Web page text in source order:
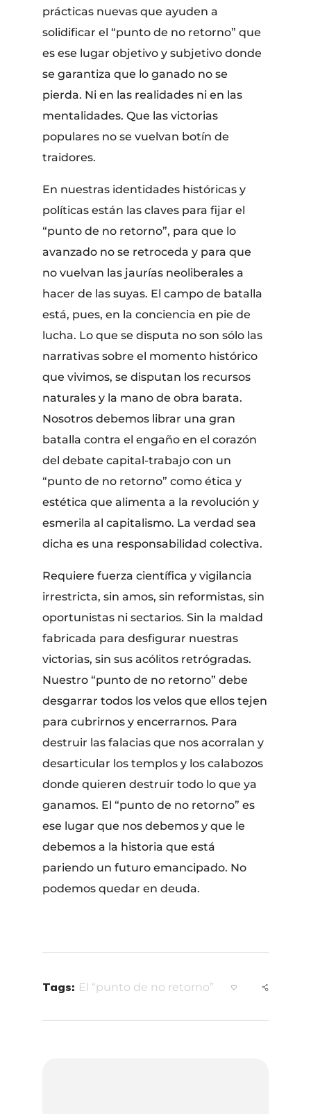
prácticas nuevas que ayuden a
solidificar el “punto de no retorno” que
es ese lugar objetivo y subjetivo donde
se garantiza que lo ganado no se
pierda. Ni en las realidades ni en las
mentalidades. Que las victorias
populares no se vuelvan botín de
traidores.
En nuestras identidades históricas y
políticas están las claves para fijar el
“punto de no retorno”, para que lo
avanzado no se retroceda y para que
no vuelvan las jaurías neoliberales a
hacer de las suyas. El campo de batalla
está, pues, en la conciencia en pie de
lucha. Lo que se disputa no son sólo las
narrativas sobre el momento histórico
que vivimos, se disputan los recursos
naturales y la mano de obra barata.
Nosotros debemos librar una gran
batalla contra el engaño en el corazón
del debate capital-trabajo con un
“punto de no retorno” como ética y
estética que alimenta a la revolución y
esmerila al capitalismo. La verdad sea
dicha es una responsabilidad colectiva.
Requiere fuerza científica y vigilancia
irrestricta, sin amos, sin reformistas, sin
oportunistas ni sectarios. Sin la maldad
fabricada para desfigurar nuestras
victorias, sin sus acólitos retrógradas.
Nuestro “punto de no retorno” debe
desgarrar todos los velos que ellos tejen
para cubrirnos y encerrarnos. Para
destruir las falacias que nos acorralan y
desarticular los templos y los calabozos
donde quieren destruir todo lo que ya
ganamos. El “punto de no retorno” es
ese lugar que nos debemos y que le
debemos a la historia que está
pariendo un futuro emancipado. No
podemos quedar en deuda.
Tags: El “punto de no retorno”